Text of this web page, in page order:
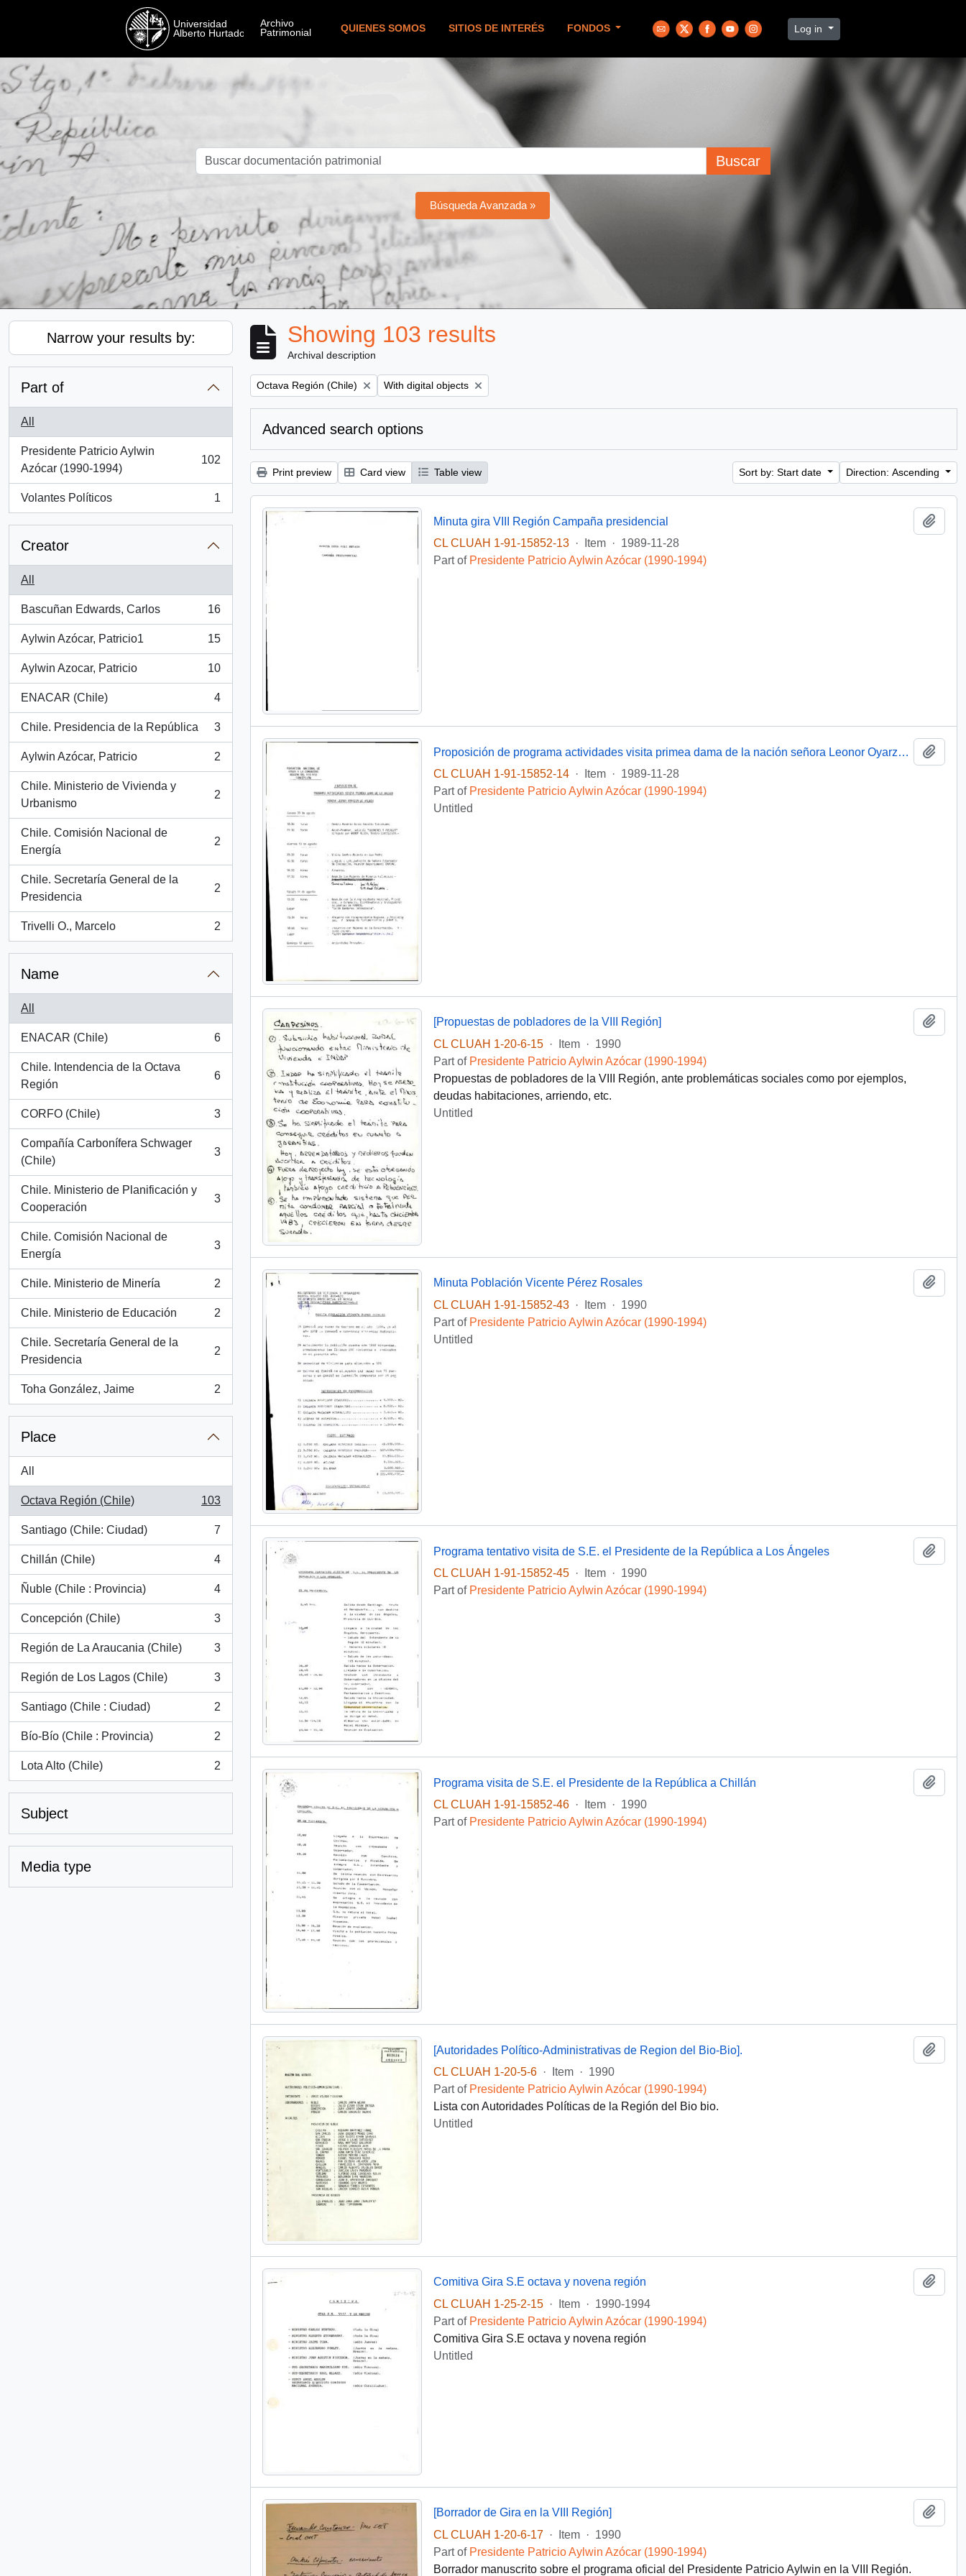
QUIENES SOMOS SITIOS DE INTERÉS FONDOS Log in
Buscar
Búsqueda Avanzada »
Narrow your results by:
Part of
All
Presidente Patricio Aylwin
Azócar (1990-1994)
, 102 results
102
Volantes Políticos
, 1 results
1
Creator
All
Bascuñan Edwards, Carlos
, 16 results
16
Aylwin Azócar, Patricio1
, 15 results
15
Aylwin Azocar, Patricio
, 10 results
10
ENACAR (Chile)
, 4 results
4
Chile. Presidencia de la República
, 3 results
3
Aylwin Azócar, Patricio
, 2 results
2
Chile. Ministerio de Vivienda y
Urbanismo
, 2 results
2
Chile. Comisión Nacional de
Energía
, 2 results
2
Chile. Secretaría General de la
Presidencia
, 2 results
2
Trivelli O., Marcelo
, 2 results
2
Name
All
ENACAR (Chile)
, 6 results
6
Chile. Intendencia de la Octava
Región
, 6 results
6
CORFO (Chile)
, 3 results
3
Compañía Carbonífera Schwager
(Chile)
, 3 results
3
Chile. Ministerio de Planificación y
Cooperación
, 3 results
3
Chile. Comisión Nacional de
Energía
, 3 results
3
Chile. Ministerio de Minería
, 2 results
2
Chile. Ministerio de Educación
, 2 results
2
Chile. Secretaría General de la
Presidencia
, 2 results
2
Toha González, Jaime
, 2 results
2
Place
All
Octava Región (Chile)
, 103 results
103
Santiago (Chile: Ciudad)
, 7 results
7
Chillán (Chile)
, 4 results
4
Ñuble (Chile : Provincia)
, 4 results
4
Concepción (Chile)
, 3 results
3
Región de La Araucania (Chile)
, 3 results
3
Región de Los Lagos (Chile)
, 3 results
3
Santiago (Chile : Ciudad)
, 2 results
2
Bío-Bío (Chile : Provincia)
, 2 results
2
Lota Alto (Chile)
, 2 results
2
Subject
Media type
Showing 103 results
Archival description
Remove filter:
Octava Región (Chile) Remove filter:
With digital objects
Advanced search options
Print preview Card view Table view Sort by: Start date Direction: Ascending
Minuta gira VIII Región Campaña presidencial
CL CLUAH 1-91-15852-13
· Item · 1989-11-28
Part of Presidente Patricio Aylwin Azócar (1990-1994)
Proposición de programa actividades visita primea dama de la nación señora Leonor Oyarzún de Aylwin
CL CLUAH 1-91-15852-14
· Item · 1989-11-28
Part of Presidente Patricio Aylwin Azócar (1990-1994)
Untitled
[Propuestas de pobladores de la VIII Región]
CL CLUAH 1-20-6-15
· Item · 1990
Part of Presidente Patricio Aylwin Azócar (1990-1994)
Propuestas de pobladores de la VIII Región, ante problemáticas sociales como por ejemplos,
deudas habitaciones, arriendo, etc.
Untitled
Minuta Población Vicente Pérez Rosales
CL CLUAH 1-91-15852-43
· Item · 1990
Part of Presidente Patricio Aylwin Azócar (1990-1994)
Untitled
Programa tentativo visita de S.E. el Presidente de la República a Los Ángeles
CL CLUAH 1-91-15852-45
· Item · 1990
Part of Presidente Patricio Aylwin Azócar (1990-1994)
Programa visita de S.E. el Presidente de la República a Chillán
CL CLUAH 1-91-15852-46
· Item · 1990
Part of Presidente Patricio Aylwin Azócar (1990-1994)
[Autoridades Político-Administrativas de Region del Bio-Bio].
CL CLUAH 1-20-5-6
· Item · 1990
Part of Presidente Patricio Aylwin Azócar (1990-1994)
Lista con Autoridades Políticas de la Región del Bio bio.
Untitled
Comitiva Gira S.E octava y novena región
CL CLUAH 1-25-2-15
· Item · 1990-1994
Part of Presidente Patricio Aylwin Azócar (1990-1994)
Comitiva Gira S.E octava y novena región
Untitled
[Borrador de Gira en la VIII Región]
CL CLUAH 1-20-6-17
· Item · 1990
Part of Presidente Patricio Aylwin Azócar (1990-1994)
Borrador manuscrito sobre el programa oficial del Presidente Patricio Aylwin en la VIII Región.